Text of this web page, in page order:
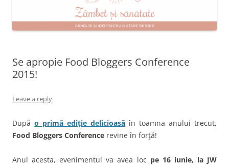
Se apropie Food Bloggers Conference
2015!
Leave a reply
După o primă ediţie delicioasă în toamna anului trecut,
Food Bloggers Conference revine în forţă!
Anul acesta, evenimentul va avea loc pe 16 iunie, la JW